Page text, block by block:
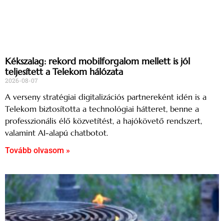
Kékszalag: rekord mobilforgalom mellett is jól
teljesített a Telekom hálózata
2026-08-07
A verseny stratégiai digitalizációs partnereként idén is a
Telekom biztosította a technológiai hátteret, benne a
professzionális élő közvetítést, a hajókövető rendszert,
valamint AI-alapú chatbotot.
Tovább olvasom »